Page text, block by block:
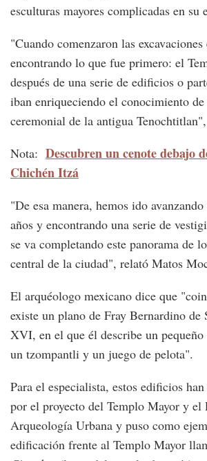
esculturas mayores complicadas en su
"Cuando comenzaron las
encontrando lo que fue primero: el
después de una serie de edificios o
iban enriqueciendo el conocimiento
ceremonial de la antigua
Nota: Descubren un cenote debajo
Chichén Itzá
"De esa manera, hemos ido
años y encontrando una serie de
se va completando este panorama de
central de la ciudad", relató Matos
El arquéologo mexicano dice que
existe un plano de Fray Bernardino de
XVI, en el que él describe un
un tzompantli y un juego de pelota".
Para el especialista, estos edificios
por el proyecto del Templo Mayor y el
Arqueología Urbana y puso como
edificación frente al Templo Mayor